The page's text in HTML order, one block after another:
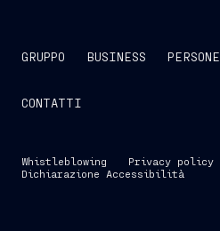
GRUPPO BUSINESS PERSONE
CONTATTI
Whistleblowing Privacy policy
Dichiarazione Accessibilità